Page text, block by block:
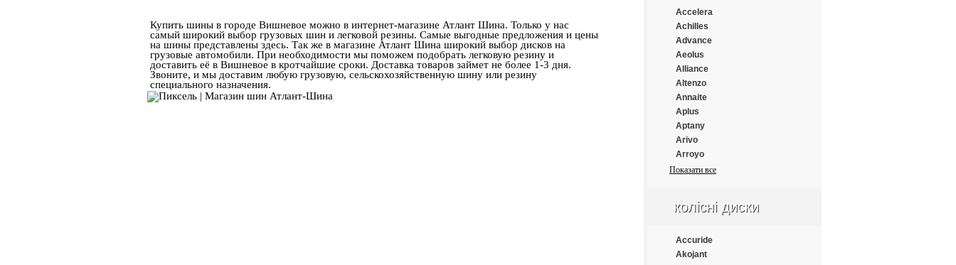
Купить шины в городе Вишневое можно в интернет-магазине Атлант Шина. Только у нас
самый широкий выбор грузовых шин и легковой резины. Самые выгодные предложения и цены
на шины представлены здесь. Так же в магазине Атлант Шина широкий выбор дисков на
грузовые автомобили. При необходимости мы поможем подобрать легковую резину и
доставить её в Вишневое в кротчайшие сроки. Доставка товаров займет не более 1-3 дня.
Звоните, и мы доставим любую грузовую, сельскохозяйственную шину или резину
специального назначения.
Atlander
Aufine
Austone
Autogrip
Barum
Benton
Bestrich
BFGoodrich
Blacklion
Bontyre
Boto
Bridgestone
Changfeng
Compasal
Constancy
Accelera
Achilles
Advance
Aeolus
Alliance
Altenzo
Annaite
Aplus
Aptany
Arivo
Arroyo
Atlander
Austone
Bars
Barum
Показати все
колісні диски
Accuride
Akojant